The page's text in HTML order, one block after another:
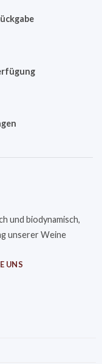
und biodynamisch,
unserer Weine
UNS